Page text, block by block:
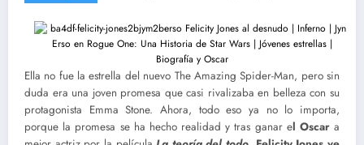
Ella no fue la estrella del nuevo The Amazing Spider-Man, pero sin
duda era una joven promesa que casi rivalizaba en belleza con su
protagonista Emma Stone. Ahora, todo eso ya no lo importa,
porque la promesa se ha hecho realidad y tras ganar el Oscara